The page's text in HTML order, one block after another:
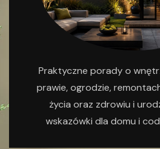
Praktyczne porady o
prawie, ogrodzie,
życia oraz zdrowiu i
wskazówki dla domu i